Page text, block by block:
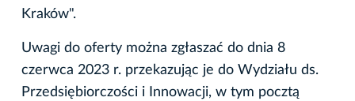
Kraków".
Uwagi do oferty można zgłaszać do dnia 8
czerwca 2023 r. przekazując je do Wydziału ds.
Przedsiębiorczości i Innowacji, w tym pocztą